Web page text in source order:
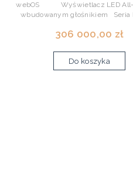
webOS Wyświetlacz LED All-
wbudowanym głośnikiem Seria
306 000,00 zł
Do koszyka